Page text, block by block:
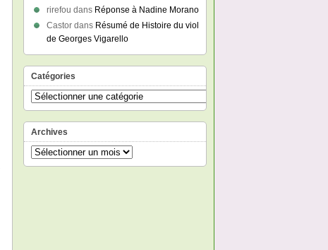
rirefou dans Réponse à Nadine Morano
Castor dans Résumé de Histoire du viol
de Georges Vigarello
Catégories
Catégories
Archives
Archives